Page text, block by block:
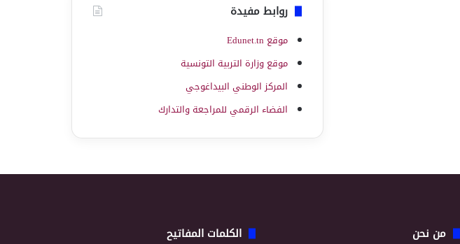
روابط مفيدة
موقع Edunet.tn
موقع وزارة التربية التونسية
المركز الوطني البيداغوجي
الفضاء الرقمي للمراجعة والتدارك
من نحن الكلمات المفاتيح